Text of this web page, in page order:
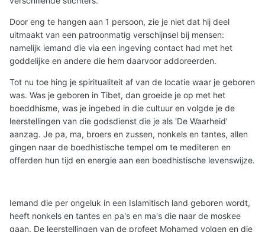
Door eng te hangen aan 1 persoon, zie je niet dat hij deel
uitmaakt van een patroonmatig verschijnsel bij mensen:
namelijk iemand die via een ingeving contact had met het
goddelijke en andere die hem daarvoor addoreerden.
Tot nu toe hing je spiritualiteit af van de locatie waar je geboren
was. Was je geboren in Tibet, dan groeide je op met het
boeddhisme, was je ingebed in die cultuur en volgde je de
leerstellingen van die godsdienst die je als 'De Waarheid'
aanzag. Je pa, ma, broers en zussen, nonkels en tantes, allen
gingen naar de boedhistische tempel om te mediteren en
offerden hun tijd en energie aan een boedhistische levenswijze.
Iemand die per ongeluk in een Islamitisch land geboren wordt,
heeft nonkels en tantes en pa's en ma's die naar de moskee
gaan. De leerstellingen van de profeet Mohamed volgen en die